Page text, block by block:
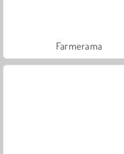
Farmerama